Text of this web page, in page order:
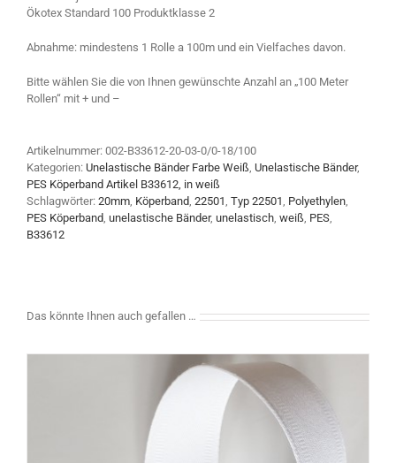
Ökotex Standard 100 Produktklasse 2
Abnahme: mindestens 1 Rolle a 100m und ein Vielfaches davon.
Bitte wählen Sie die von Ihnen gewünschte Anzahl an „100 Meter
Rollen“ mit + und –
Artikelnummer: 002-B33612-20-03-0/0-18/100
Kategorien: Unelastische Bänder Farbe Weiß, Unelastische Bänder,
PES Köperband Artikel B33612, in weiß
Schlagwörter: 20mm, Köperband, 22501, Typ 22501, Polyethylen,
PES Köperband, unelastische Bänder, unelastisch, weiß, PES,
B33612
Das könnte Ihnen auch gefallen …